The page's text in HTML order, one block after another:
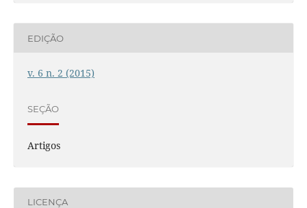
EDIÇÃO
v. 6 n. 2 (2015)
SEÇÃO
Artigos
LICENÇA